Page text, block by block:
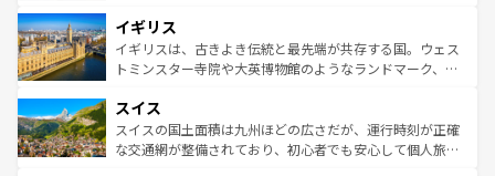
いる。シャンパンの発祥地であるランス、プロヴァンスの
香り高いラベンダー畑など、多彩な楽しみ方が可能だ。さ
らに、パリ以外の地域にも魅力が溢れており、どの街角に
れる地方に足を運ぶとそれぞれで全く異なる文化を体験で
きるだろう。 なお、新着のフランス情報はコンテンツ一覧
を参照してほしい。
顔を持つこの国は、どこを歩いても飽きることがない。ベ
ルリンの文化的活気、バイエルン州のアルプスの絶景、そ
してライン川沿いのワイン畑といった風景は必見。ビール
は、お酒好きな人にはぜひ体験してほしい。 なお、新着の
ドイツ情報はコンテンツ一覧を参照してほしい。
イギリス
イギリスは、古きよき伝統と最先端が共存する国。ウェス
トミンスター寺院や大英博物館のようなランドマーク、歴
リアごとに異なる魅力がある。また、優雅なアフタヌーン
ティー、ビール好きにはたまらない英国パブ、サッカー観
戦など、本場だからこそできる体験も豊富。イギリスを旅
スイス
スイスの国土面積は九州ほどの広さだが、運行時刻が正確
な交通網が整備されており、初心者でも安心して個人旅行